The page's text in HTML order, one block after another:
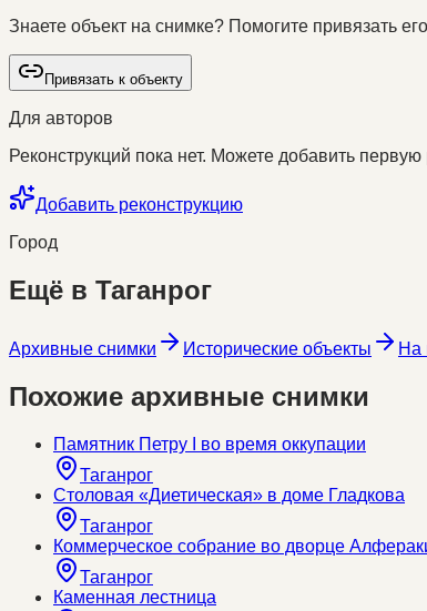
Знаете объект на снимке? Помогите привязать
Привязать к объекту
Для авторов
Реконструкций пока нет. Можете добавить
Добавить реконструкцию
Город
Ещё в Таганрог
Архивные снимки Исторические объекты На
Похожие архивные снимки
Памятник Петру I во время оккупации
Таганрог
Столовая «Диетическая» в доме Гладкова
Таганрог
Коммерческое собрание во дворце
Таганрог
Каменная лестница